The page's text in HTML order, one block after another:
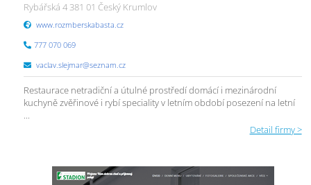
Rybářská 4 381 01 Český Krumlov
www.rozmberskabasta.cz
777 070 069
vaclav.slejmar@seznam.cz
Restaurace netradiční a útulné prostředí domácí i mezinárodní
kuchyně zvěřinové i rybí speciality v letním období posezení na letní
...
Detail firmy >